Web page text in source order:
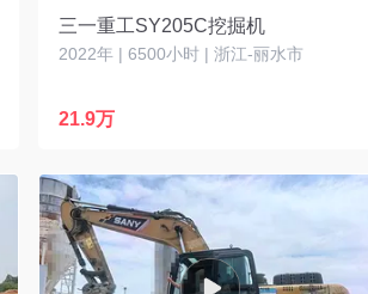
三一重工SY205C挖掘机
2022年 | 6500小时 | 浙江-丽水市
21.9万